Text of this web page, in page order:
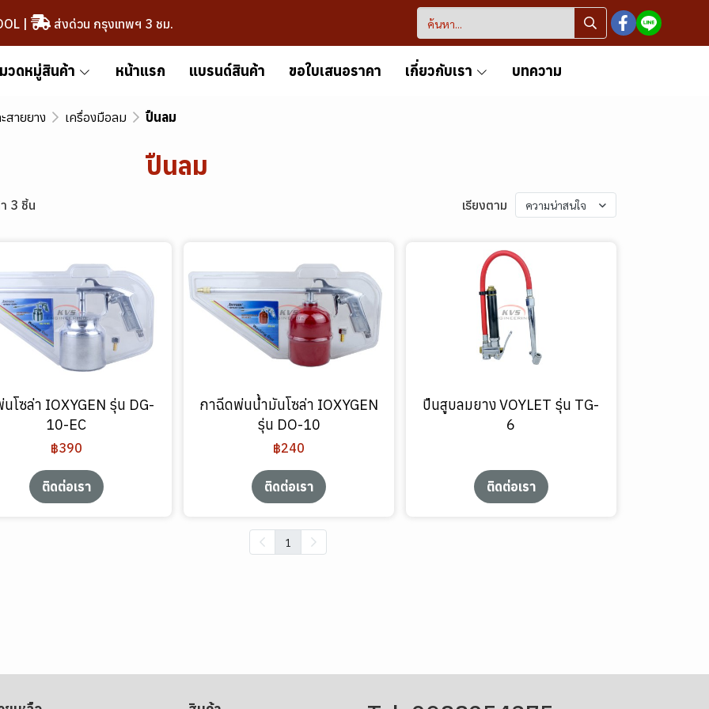
| ส่งด่วน กรุงเทพฯ 3 ชม.
วดหมู่สินค้า หน้าแรก แบรนด์สินค้า ขอใบเสนอราคา เกี่ยวกับเรา บทความ
สายยาง เครื่องมือลม ปืนลม
ปืนลม
3 ชิ้น เรียงตาม ความน่าสนใจ
โซล่า IOXYGEN รุ่น DG-
10-EC
฿390
ติดต่อเรา
กาฉีดพ่นน้ำมันโซล่า IOXYGEN
รุ่น DO-10
฿240
ติดต่อเรา
ปืนสูบลมยาง VOYLET รุ่น TG-
6
ติดต่อเรา
1